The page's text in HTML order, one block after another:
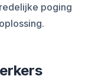
poging